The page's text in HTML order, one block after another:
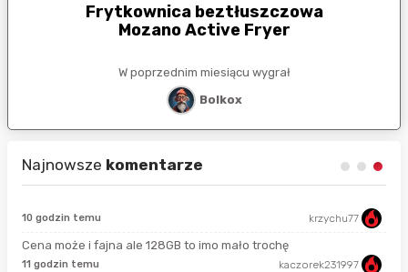
Frytkownica beztłuszczowa
Mozano Active Fryer
W poprzednim miesiącu wygrał
Bolkox
Najnowsze komentarze
10 godzin temu krzychu77
Cena może i fajna ale 128GB to imo mało trochę
11 godzin temu kaczorek231997